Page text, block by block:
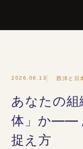
2026.06.13 西洋と日
あなたの組
体」か――
捉え方